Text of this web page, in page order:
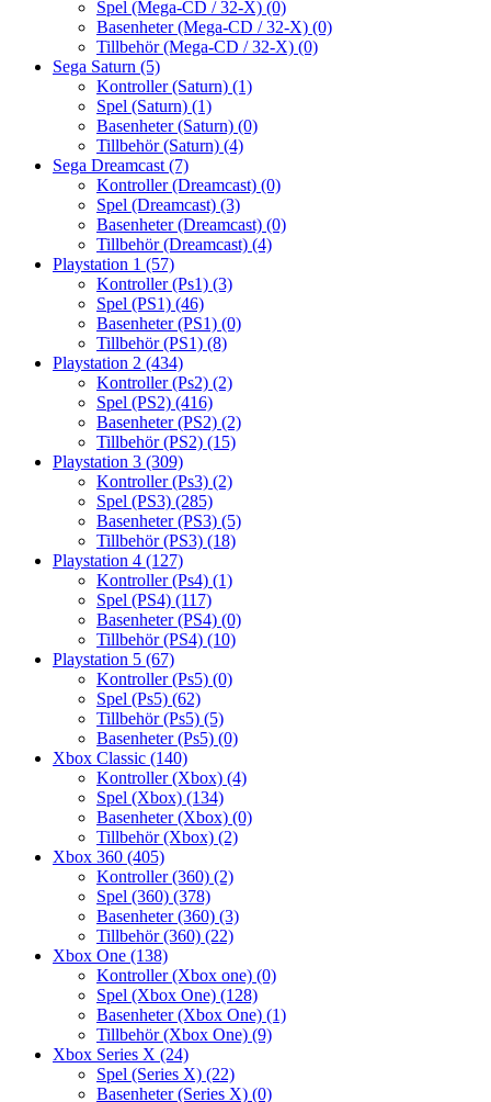
Spel (Mega-CD / 32-X) (0)
Basenheter (Mega-CD / 32-X) (0)
Tillbehör (Mega-CD / 32-X) (0)
Sega Saturn (5)
Kontroller (Saturn) (1)
Spel (Saturn) (1)
Basenheter (Saturn) (0)
Tillbehör (Saturn) (4)
Sega Dreamcast (7)
Kontroller (Dreamcast) (0)
Spel (Dreamcast) (3)
Basenheter (Dreamcast) (0)
Tillbehör (Dreamcast) (4)
Playstation 1 (57)
Kontroller (Ps1) (3)
Spel (PS1) (46)
Basenheter (PS1) (0)
Tillbehör (PS1) (8)
Playstation 2 (434)
Kontroller (Ps2) (2)
Spel (PS2) (416)
Basenheter (PS2) (2)
Tillbehör (PS2) (15)
Playstation 3 (309)
Kontroller (Ps3) (2)
Spel (PS3) (285)
Basenheter (PS3) (5)
Tillbehör (PS3) (18)
Playstation 4 (127)
Kontroller (Ps4) (1)
Spel (PS4) (117)
Basenheter (PS4) (0)
Tillbehör (PS4) (10)
Playstation 5 (67)
Kontroller (Ps5) (0)
Spel (Ps5) (62)
Tillbehör (Ps5) (5)
Basenheter (Ps5) (0)
Xbox Classic (140)
Kontroller (Xbox) (4)
Spel (Xbox) (134)
Basenheter (Xbox) (0)
Tillbehör (Xbox) (2)
Xbox 360 (405)
Kontroller (360) (2)
Spel (360) (378)
Basenheter (360) (3)
Tillbehör (360) (22)
Xbox One (138)
Kontroller (Xbox one) (0)
Spel (Xbox One) (128)
Basenheter (Xbox One) (1)
Tillbehör (Xbox One) (9)
Xbox Series X (24)
Spel (Series X) (22)
Basenheter (Series X) (0)